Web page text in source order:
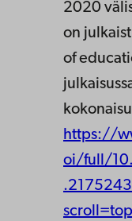
2020
on
of
https://
oi/full/